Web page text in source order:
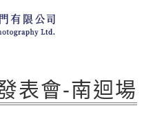
表會-南迴場